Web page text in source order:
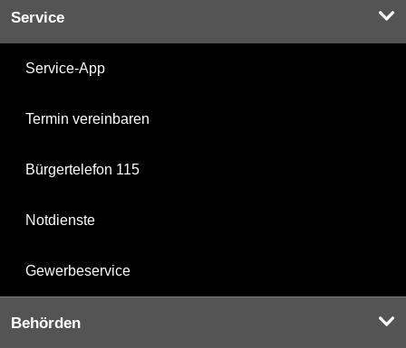
Service
Service-App
Termin vereinbaren
Bürgertelefon 115
Notdienste
Gewerbeservice
Behörden